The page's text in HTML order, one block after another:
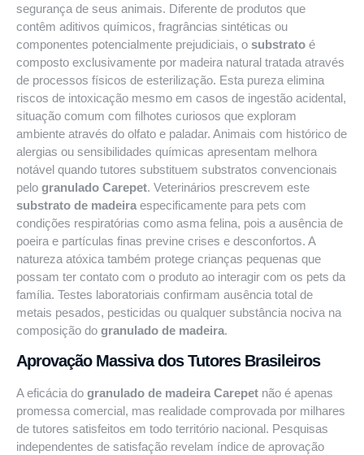
segurança de seus animais. Diferente de produtos que
contêm aditivos químicos, fragrâncias sintéticas ou
componentes potencialmente prejudiciais, o substrato é
composto exclusivamente por madeira natural tratada através
de processos físicos de esterilização. Esta pureza elimina
riscos de intoxicação mesmo em casos de ingestão acidental,
situação comum com filhotes curiosos que exploram
ambiente através do olfato e paladar. Animais com histórico de
alergias ou sensibilidades químicas apresentam melhora
notável quando tutores substituem substratos convencionais
pelo granulado Carepet. Veterinários prescrevem este
substrato de madeira especificamente para pets com
condições respiratórias como asma felina, pois a ausência de
poeira e partículas finas previne crises e desconfortos. A
natureza atóxica também protege crianças pequenas que
possam ter contato com o produto ao interagir com os pets da
família. Testes laboratoriais confirmam ausência total de
metais pesados, pesticidas ou qualquer substância nociva na
composição do granulado de madeira.
Aprovação Massiva dos Tutores Brasileiros
A eficácia do granulado de madeira Carepet não é apenas
promessa comercial, mas realidade comprovada por milhares
de tutores satisfeitos em todo território nacional. Pesquisas
independentes de satisfação revelam índice de aprovação